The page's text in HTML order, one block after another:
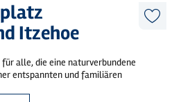
Itzehoe
für alle, die eine naturverbundene
entspannten und familiären